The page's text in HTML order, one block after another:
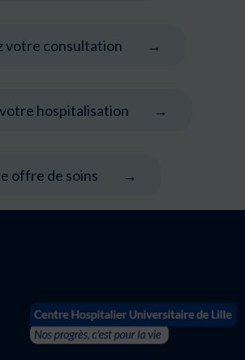
votre consultation
hospitalisation
offre de soins